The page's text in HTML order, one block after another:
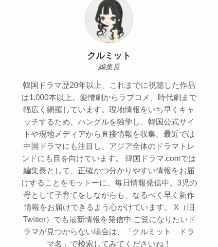
クルミット
編集長
韓国ドラマ歴20年以上、これまでに視聴した作品
は1,000本以上。愛憎劇からラブコメ、時代劇まで
幅広く網羅しています。現地情報をいち早くキャ
ッチするため、ハングルを独学し、韓国公式サイ
トや現地メディアから直接情報を収集。最近では
中国ドラマにも注目し、アジア全体のドラマトレ
ンドにも目を向けています。 韓国ドラマ.comでは
編集長として、正確かつ分かりやすい情報をお届
けすることをモットーに、毎日情報発信中。3児の
母として子育てをしながらも、なるべく早く新作
情報をお届けできるよう心がけています。 X（旧
Twitter）でも最新情報を発信中 ご覧になりたいド
ラマが見つからない場合は、「クルミット ドラ
マ名」で検索してみてくださいね！